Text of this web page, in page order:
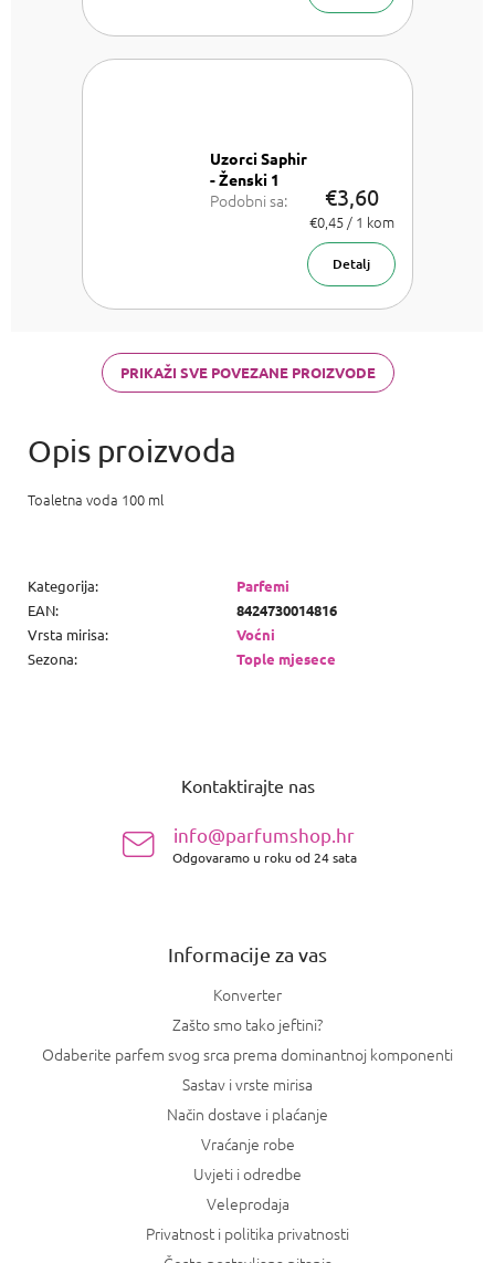
Uzorci Saphir
- Ženski 1
Podobni sa:
Armani Acqua
Mademoiselle
a Carolina
€3,60
Izmjeri
cijenu:
€0,45 / 1 kom
Detalj
PRIKAŽI SVE POVEZANE PROIZVODE
Toaletna voda 100 ml
Kategorija:
Parfemi
EAN:
8424730014816
Vrsta mirisa:
Voćni
Sezona: Tople mjesece
Kontaktirajte nas
info@parfumshop.hr
Odgovaramo u roku od 24 sata
Informacije za vas
Konverter
Zašto smo tako jeftini?
Odaberite parfem svog srca prema dominantnoj komponenti
Sastav i vrste mirisa
Način dostave i plaćanje
Vraćanje robe
Uvjeti i odredbe
Veleprodaja
Privatnost i politika privatnosti